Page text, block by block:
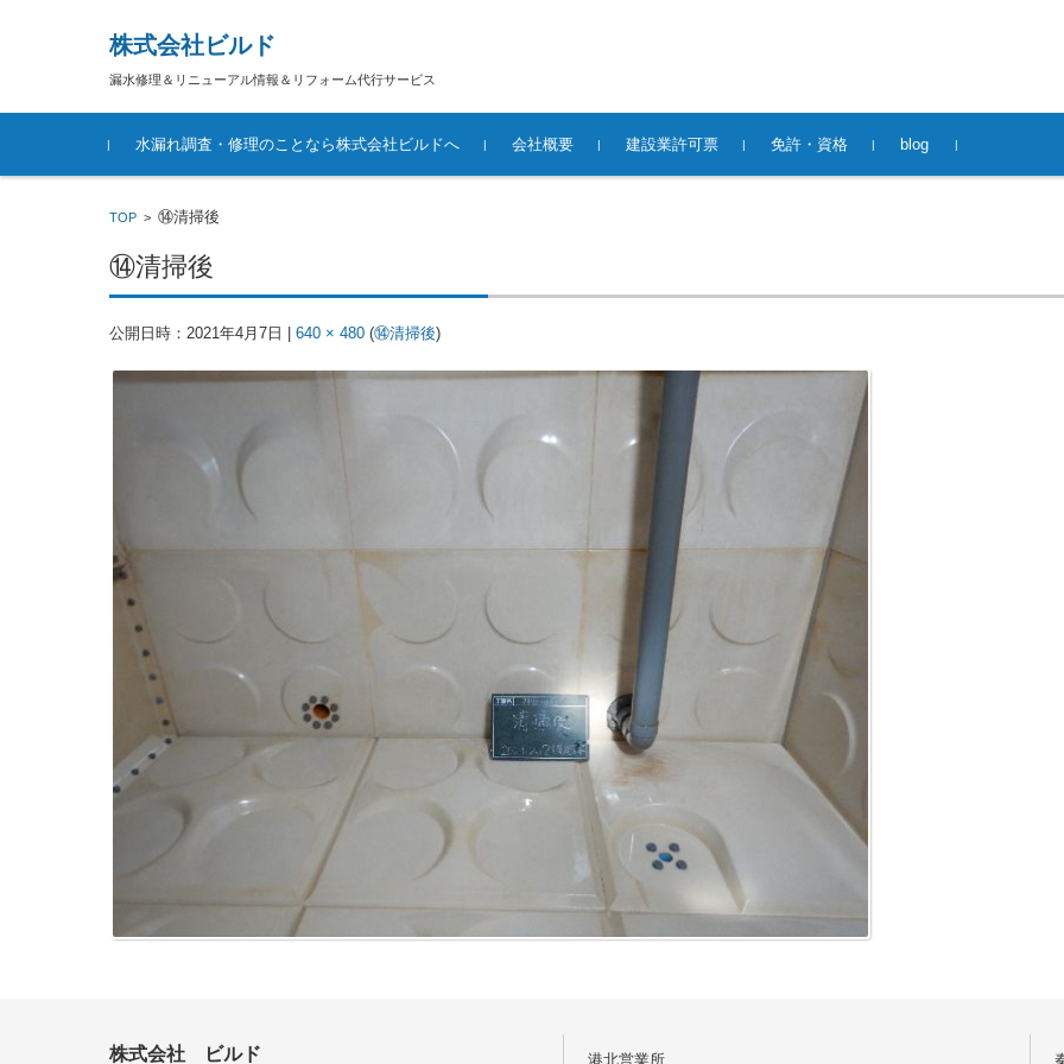
株式会社ビルド
漏水修理＆リニューアル情報＆リフォーム代行サービス
コンテンツに移動
水漏れ調査・修理のことなら株式会社ビルドへ
会社概要 建設業許可票 免許・資格 blog
TOP > ⑭清掃後
⑭清掃後
公開日時： 2021年4月7日 640 × 480 (⑭清掃後)
株式会社 ビルド 港北営業所